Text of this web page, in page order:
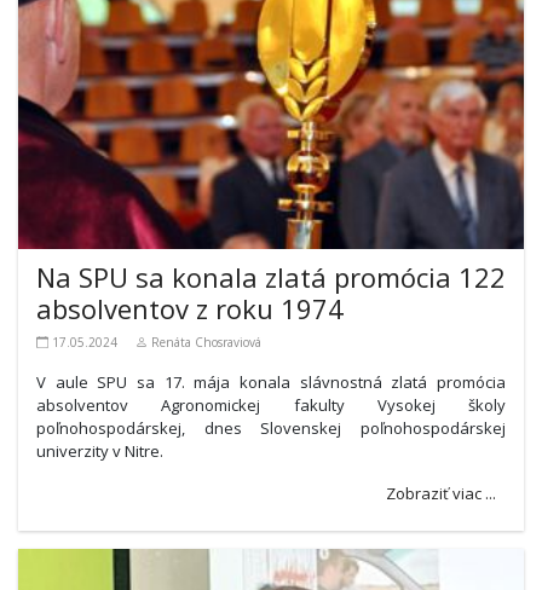
Na SPU sa konala zlatá promócia 122
absolventov z roku 1974
17.05.2024 Renáta Chosraviová
V aule SPU sa 17. mája konala slávnostná zlatá promócia
absolventov Agronomickej fakulty Vysokej školy
poľnohospodárskej, dnes Slovenskej poľnohospodárskej
univerzity v Nitre.
Zobraziť viac ...